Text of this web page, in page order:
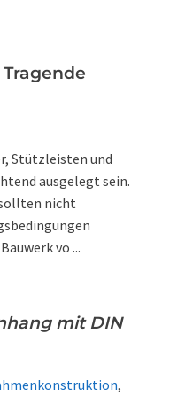
Stützleisten und
ausgelegt sein.
nicht
vo ...
mit DIN
,